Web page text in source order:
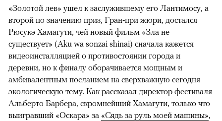
«Золотой лев» ушел к заслужившему его Лантимосу, а
второй по значению приз, Гран-при жюри, достался
Рюсукэ Хамагути, чей новый фильм «Зла не
существует» (Aku wa sonzai shinai) сначала кажется
видеоинсталляцией о противостоянии города и
деревни, но к финалу оборачивается мощным и
амбивалентным посланием на сверхважную сегодня
экологическую тему. Как рассказал директор фестиваля
Альберто Барбера, скромнейший Хамагути, только что
выигравший «Оскара» за «Сядь за руль моей машины»,